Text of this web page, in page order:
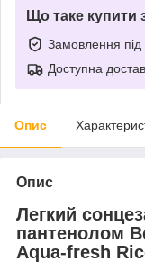
Що таке купити
Замовлення під
Доступна
Опис
Опис
Легкий
пантенолом
Aqua-fresh